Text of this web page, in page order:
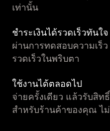
เท่านั้น
ชำระเงินได้รวดเร็วทันใจ
ผ่านการทดสอบความเร็
รวดเร็วในพริบตา
ใช้งานได้ตลอดไป
จ่ายครั้งเดียว แล้วรับสิท
สำหรับร้านค้าของคุณ ไ